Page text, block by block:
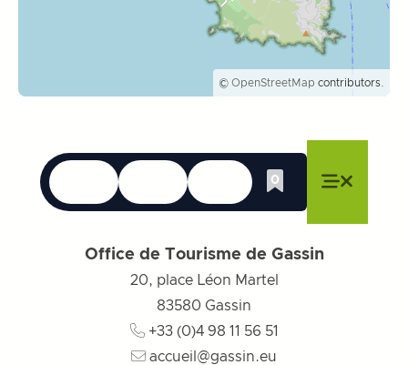
© OpenStreetMap contributors.
Langues
Fermer le menu
Accessibilité
Fermer le menu
Recherche
Fermer le menu
0
Liste de
Office de Tourisme de Gassin
20, place Léon Martel
83580 Gassin
+33 (0)4 98 11 56 51
accueil@gassin.eu